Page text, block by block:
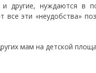
нуждаются в
все эти «неудобства»
мам на детской